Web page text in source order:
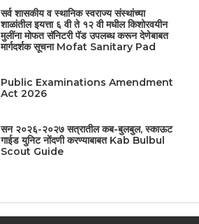
सर्व शासकीय व स्थानिक स्वराज्य संस्थांच्या
शाळांतील इयत्ता ६ वी ते १२ वी मधील किशोरवयीन
मुलींना मोफत सॅनिटरी पॅड उपलब्ध करून देणेबाबत
मार्गदर्शक सूचना Mofat Sanitary Pad
Public Examinations Amendment
Act 2026
सन २०२६-२०२७ सत्रातील कब-बुलबुल, स्काऊट
गाईड युनिट नोंदणी करण्याबाबत Kab Bulbul
Scout Guide